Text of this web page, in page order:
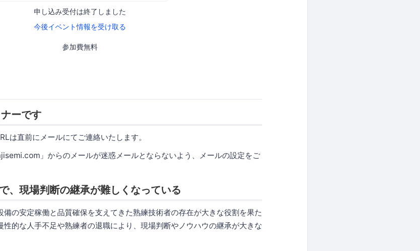
申し込み受付は終了しました
今後イベント情報を受け取る
参加費無料
ーです
は直前にメールにてご連絡いたします。
」からのメールが迷惑メールとならないよう、メールの設定をご
、現場判断の継承が難しくなっている
備の安定稼働と品質確保を支えてきた熟練技術者の存在が大きな役割を果た
性的な人手不足や熟練者の退職により、現場判断やノウハウの継承が大きな